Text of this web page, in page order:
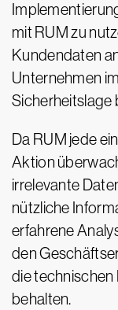
mit RUM zu
Kundendaten
Unternehmen
Sicherheitslage
Da RUM jede
Aktion
irrelevante
nützliche
erfahrene
den
die technischen
behalten.